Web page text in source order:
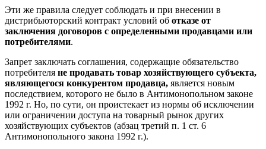
Эти же правила следует соблюдать и при внесении в
дистрибьюторский контракт условий об отказе от
заключения договоров с определенными продавцами или
потребителями.
Запрет заключать соглашения, содержащие обязательство
потребителя не продавать товар хозяйствующего субъекта,
являющегося конкурентом продавца, является новым
последствием, которого не было в Антимонопольном законе
1992 г. Но, по сути, он проистекает из нормы об исключении
или ограничении доступа на товарный рынок других
хозяйствующих субъектов (абзац третий п. 1 ст. 6
Антимонопольного закона 1992 г.).